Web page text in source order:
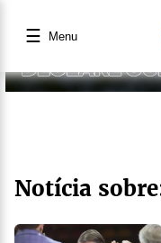
☰ Menu
Notícia